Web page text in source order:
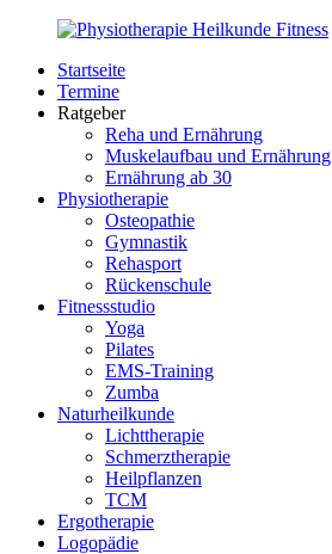
Zurück
Inhalt
PhysioMed-
Fit.de
Gesundheit
Startseite
Termine
Ratgeber
Reha und Ernährung
Muskelaufbau und Ernährung
Ernährung ab 30
Physiotherapie
Osteopathie
Gymnastik
Rehasport
Rückenschule
Fitnessstudio
Yoga
Pilates
EMS-Training
Zumba
Naturheilkunde
Lichttherapie
Schmerztherapie
Heilpflanzen
TCM
Ergotherapie
Logopädie